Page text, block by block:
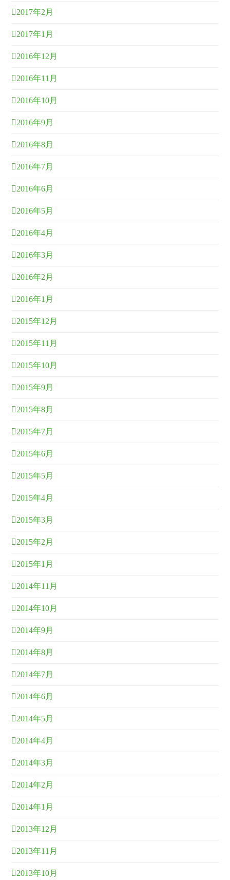
2017年2月
2017年1月
2016年12月
2016年11月
2016年10月
2016年9月
2016年8月
2016年7月
2016年6月
2016年5月
2016年4月
2016年3月
2016年2月
2016年1月
2015年12月
2015年11月
2015年10月
2015年9月
2015年8月
2015年7月
2015年6月
2015年5月
2015年4月
2015年3月
2015年2月
2015年1月
2014年11月
2014年10月
2014年9月
2014年8月
2014年7月
2014年6月
2014年5月
2014年4月
2014年3月
2014年2月
2014年1月
2013年12月
2013年11月
2013年10月